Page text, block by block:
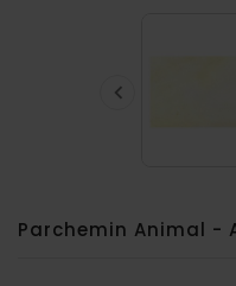

Parchemin Animal -